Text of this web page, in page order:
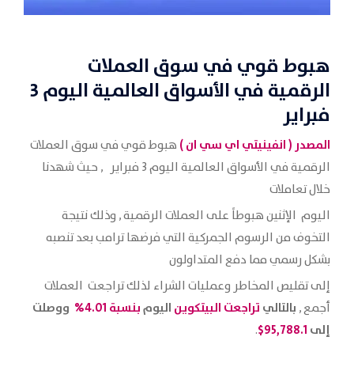
هبوط قوي في سوق العملات
الرقمية في الأسواق العالمية اليوم 3
فبراير
المصدر (انفينيتي اي سي ان) هبوط قوي في سوق العملات
الرقمية في الأسواق العالمية اليوم 3 فبراير , حيث شهدنا
خلال تعاملات
اليوم الإثنين هبوطاً على العملات الرقمية , وذلك نتيجة
التخوف من الرسوم الجمركية التي فرضها ترامب بعد تنصبه
بشكل رسمي مما دفع المتداولون
إلى تقليص المخاطر وعمليات الشراء لذلك تراجعت العملات
أجمع , بالتالي تراجعت البيتكوين اليومبنسبة 4.01%
ووصلت
إلى 95,788.1
$
.